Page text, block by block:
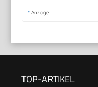
* Anzeige
TOP-ARTIKEL